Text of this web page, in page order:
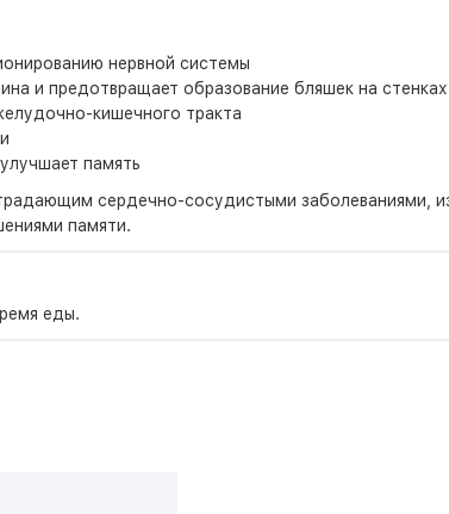
нервной системы
и предотвращает образование бляшек на
кишечного тракта
память
сердечно-сосудистыми
памяти.
еды.